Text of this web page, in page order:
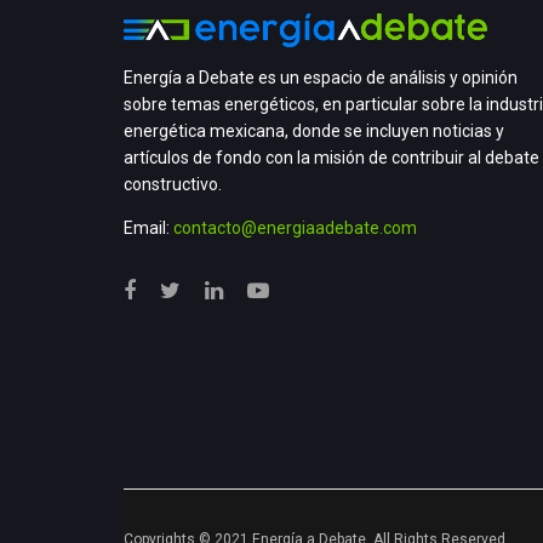
Energía a Debate es un espacio de análisis y opinión
sobre temas energéticos, en particular sobre la
energética mexicana, donde se incluyen noticias y
artículos de fondo con la misión de contribuir al debate
constructivo.
Email: contacto@energiaadebate.com
Copyrights © 2021 Energía a Debate. All Rights Reserved.